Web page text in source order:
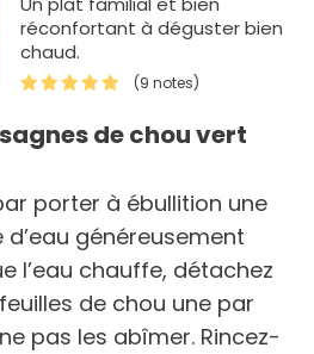
réconfortant à déguster bien
chaud.
(9 notes)
de chou vert
porter à ébullition une
généreusement
l’eau chauffe, détachez
de chou une par
pas les abîmer. Rincez-